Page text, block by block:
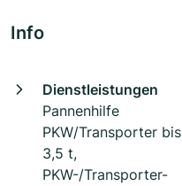
Info
Dienstleistungen
Pannenhilfe
PKW/Transporter bis
3,5 t,
PKW-/Transporter-